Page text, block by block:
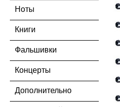
Ноты
Книги
Фальшивки
Концерты
Дополнительно